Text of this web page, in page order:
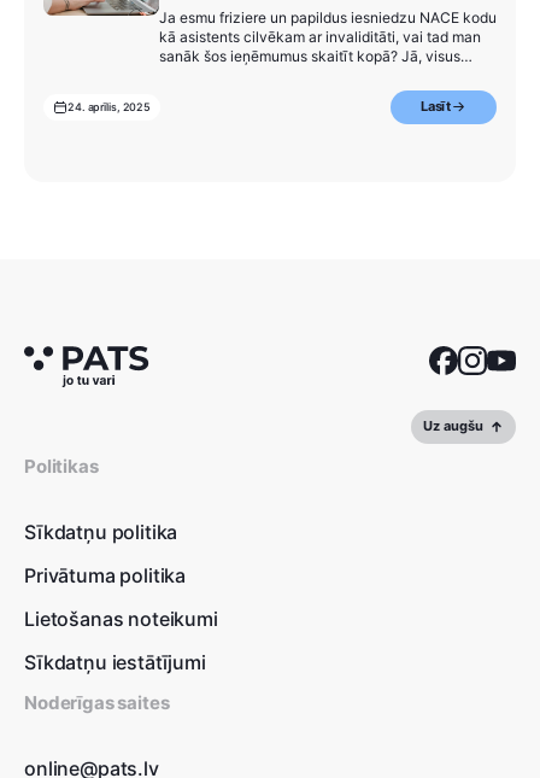
Ja esmu friziere un papildus iesniedzu NACE kodu
kā asistents cilvēkam ar invaliditāti, vai tad man
sanāk šos ieņēmumus skaitīt kopā? Jā, visus
24. aprīlis, 2025 Lasīt
Uz augšu
Politikas
Sīkdatņu politika
Privātuma politika
Lietošanas noteikumi
Sīkdatņu iestātījumi
Noderīgas saites
online@pats.lv